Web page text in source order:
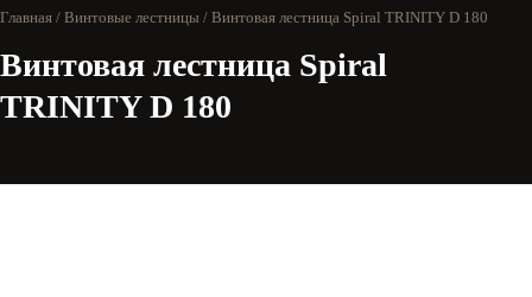
Главная / Винтовые лестницы / Винтовая лестница Spiral TRINITY D 180
Винтовая лестница Spiral
TRINITY D 180